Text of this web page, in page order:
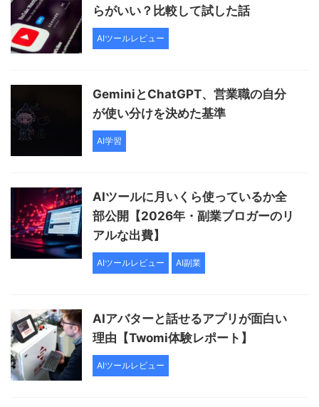
らがいい？比較して試した話
AIツールレビュー
GeminiとChatGPT、営業職の自分
が使い分けを決めた基準
AI学習
AIツールに月いくら使っているか全
部公開【2026年・副業ブロガーのリ
アルな出費】
AIツールレビュー AI副業
AIアバターと話せるアプリが面白い
理由【Twomi体験レポート】
AIツールレビュー